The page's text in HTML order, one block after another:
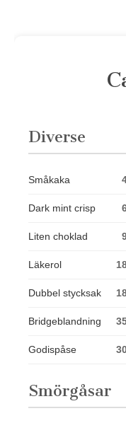
Diverse
Småkaka
Dark mint crisp
Liten choklad
Läkerol
Dubbel stycksak
Bridgeblandning
Godispåse
Smörgåsar